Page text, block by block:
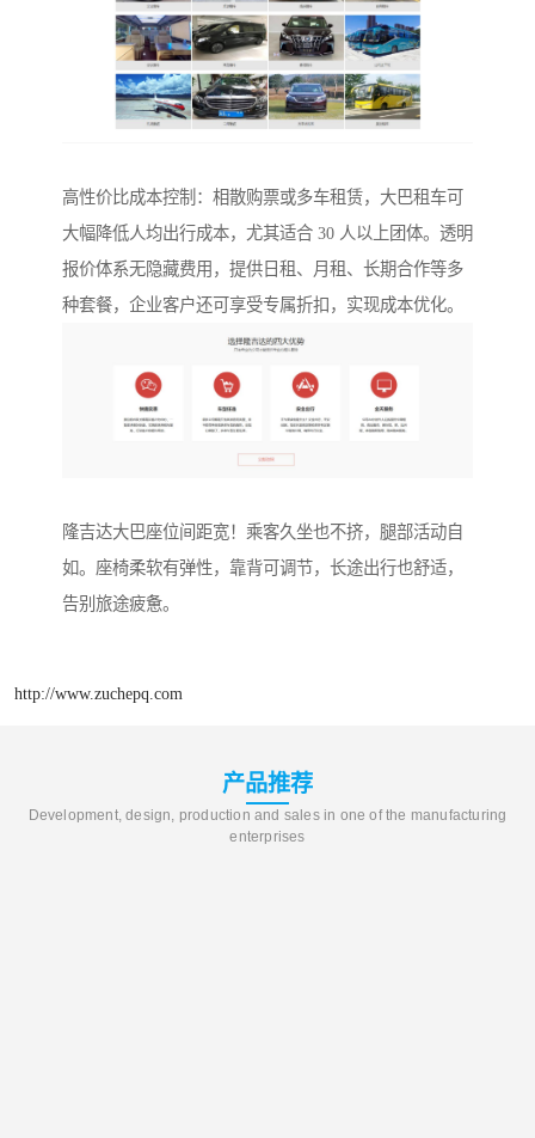
高性价比成本控制：相散购票或多车租赁，大巴租车可
大幅降低人均出行成本，尤其适合 30 人以上团体。透明
报价体系无隐藏费用，提供日租、月租、长期合作等多
种套餐，企业客户还可享受专属折扣，实现成本优化。
隆吉达大巴座位间距宽！乘客久坐也不挤，腿部活动自
如。座椅柔软有弹性，靠背可调节，长途出行也舒适，
告别旅途疲惫。
http://www.zuchepq.com
产品推荐
Development, design, production and sales in one of the manufacturing
enterprises